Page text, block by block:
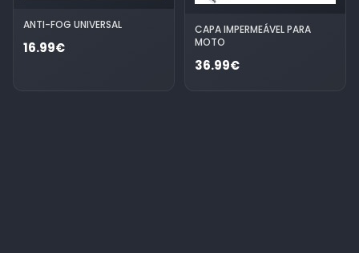
ANTI-FOG UNIVERSAL
16.99€
CAPA IMPERMEÁVEL PARA
MOTO
36.99€